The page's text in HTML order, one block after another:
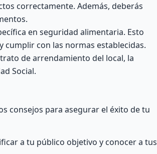
correctamente. Además, deberás
en seguridad alimentaria. Esto
cumplir con las normas establecidas.
de arrendamiento del local, la
Social.
consejos para asegurar el éxito de tu
a tu público objetivo y conocer a tus